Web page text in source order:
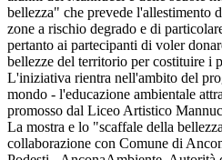
bellezza" che prevede l'allestimento
zone a rischio degrado e di
pertanto ai partecipanti di voler
bellezze del territorio per costituire i
L'iniziativa rientra nell'ambito del
mondo - l'educazione ambientale
promosso dal Liceo Artistico
La mostra e lo "scaffale della
collaborazione con Comune di